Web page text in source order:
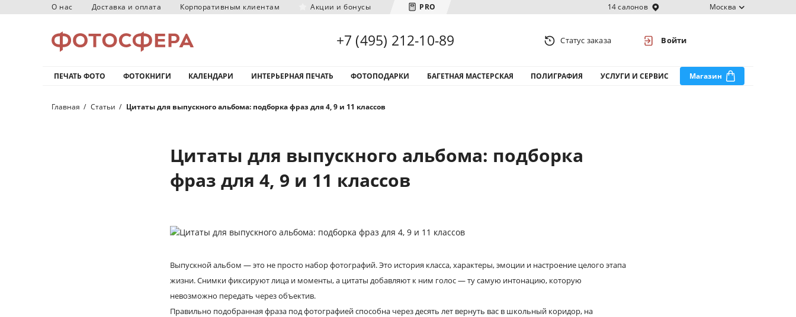
О нас Доставка и оплата Корпоративным клиентам Акции и бонусы PRO 14 салонов Москва
Загрузка городов...
+7 (495) 212-10-89 Статус заказа Войти
ПЕЧАТЬ ФОТО ФОТОКНИГИ КАЛЕНДАРИ ИНТЕРЬЕРНАЯ ПЕЧАТЬ ФОТОПОДАРКИ БАГЕТНАЯ МАСТЕРСКАЯ ПОЛИГРАФИЯ УСЛУГИ И СЕРВИС Магазин
Главная Статьи Цитаты для выпускного альбома: подборка фраз для 4, 9 и 11 классов
Цитаты для выпускного альбома: подборка
фраз для 4, 9 и 11 классов
Выпускной альбом — это не просто набор фотографий. Это история класса, характеры, эмоции и настроение целого этапа
жизни. Снимки фиксируют лица и моменты, а цитаты добавляют к ним голос — ту самую интонацию, которую
невозможно передать через объектив.
Правильно подобранная фраза под фотографией способна через десять лет вернуть вас в школьный коридор, на